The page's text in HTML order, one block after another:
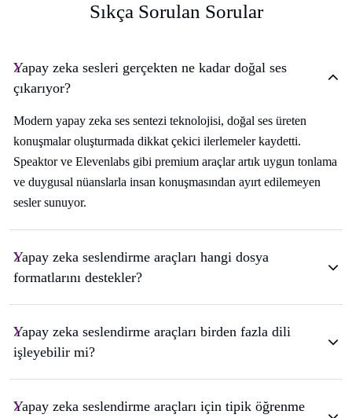
Sıkça Sorulan Sorular
Yapay zeka sesleri gerçekten ne kadar doğal ses
çıkarıyor?
Modern yapay zeka ses sentezi teknolojisi, doğal ses üreten
konuşmalar oluşturmada dikkat çekici ilerlemeler kaydetti.
Speaktor ve Elevenlabs gibi premium araçlar artık uygun tonlama
ve duygusal nüanslarla insan konuşmasından ayırt edilemeyen
sesler sunuyor.
Yapay zeka seslendirme araçları hangi dosya
formatlarını destekler?
Yapay zeka seslendirme araçları birden fazla dili
işleyebilir mi?
Yapay zeka seslendirme araçları için tipik öğrenme